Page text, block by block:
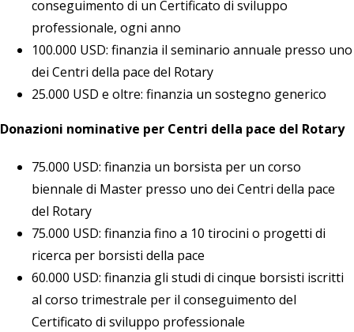
conseguimento di un Certificato di sviluppo
professionale, ogni anno
100.000 USD: finanzia il seminario annuale presso uno
dei Centri della pace del Rotary
25.000 USD e oltre: finanzia un sostegno generico
Donazioni nominative per Centri della pace del Rotary
75.000 USD: finanzia un borsista per un corso
biennale di Master presso uno dei Centri della pace
del Rotary
75.000 USD: finanzia fino a 10 tirocini o progetti di
ricerca per borsisti della pace
60.000 USD: finanzia gli studi di cinque borsisti iscritti
al corso trimestrale per il conseguimento del
Certificato di sviluppo professionale